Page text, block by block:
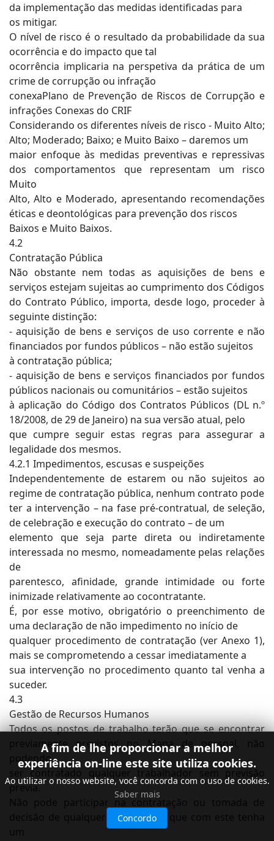
da implementação das medidas identificadas para
os mitigar.
O nível de risco é o resultado da probabilidade da sua
ocorrência e do impacto que tal
ocorrência implicaria na perspetiva da prática de um
crime de corrupção ou infração
conexaPlano de Prevenção de Riscos de Corrupção e
infrações Conexas do CRIF
Considerando os diferentes níveis de risco - Muito Alto;
Alto; Moderado; Baixo; e Muito Baixo – daremos um
maior enfoque às medidas preventivas e repressivas
dos comportamentos que representam um risco
Muito
Alto, Alto e Moderado, apresentando recomendações
éticas e deontológicas para prevenção dos riscos
Baixos e Muito Baixos.
4.2
Contratação Pública
Não obstante nem todas as aquisições de bens e
serviços estejam sujeitas ao cumprimento dos Códigos
do Contrato Público, importa, desde logo, proceder à
seguinte distinção:
- aquisição de bens e serviços de uso corrente e não
financiados por fundos públicos – não estão sujeitos
à contratação pública;
- aquisição de bens e serviços financiados por fundos
públicos nacionais ou comunitários – estão sujeitos
à aplicação do Código dos Contratos Públicos (DL n.º
18/2008, de 29 de Janeiro) na sua versão atual, pelo
que cumpre seguir estas regras para assegurar a
legalidade dos mesmos.
4.2.1 Impedimentos, escusas e suspeições
Independentemente de estarem ou não sujeitos ao
regime de contratação pública, nenhum contrato pode
ter a intervenção – na fase pré-contratual, de seleção,
de celebração e execução do contrato – de um
elemento que seja parte direta ou indiretamente
interessada no mesmo, nomeadamente pelas relações
de
parentesco, afinidade, grande intimidade ou forte
inimizade relativamente ao cocontratante.
É, por esse motivo, obrigatório o preenchimento de
uma declaração de não impedimento no início de
qualquer procedimento de contratação (ver Anexo 1),
mais se comprometendo a cessar imediatamente a
sua intervenção no procedimento quanto tal venha a
suceder.
4.3
Gestão de Recursos Humanos
Todos os postos de trabalho terão que se encontrar
previamente previstos no Mapa de pessoal, não
podendo
ser contratado qualquer trabalhador sem previsão
previa.
decisão de qualquer trabalhador que com este tenha
A fim de lhe proporcionar a melhor
experiência on-line este site utiliza cookies.
Ao utilizar o nosso website, você concorda com o uso de cookies.
Saber mais
Concordo